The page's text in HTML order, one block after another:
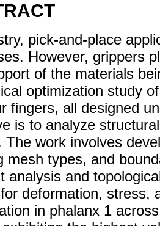
pick-and-place
However, grippers
of the materials
optimization study
fingers, all designed
is to analyze
The work involves
mesh types, and
analysis and
deformation, stress,
in phalanx 1